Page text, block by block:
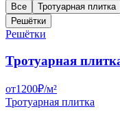
Все Тротуарная плитка
Решётки
Решётки
Тротуарная
от1200₽/м²
Тротуарная плитка